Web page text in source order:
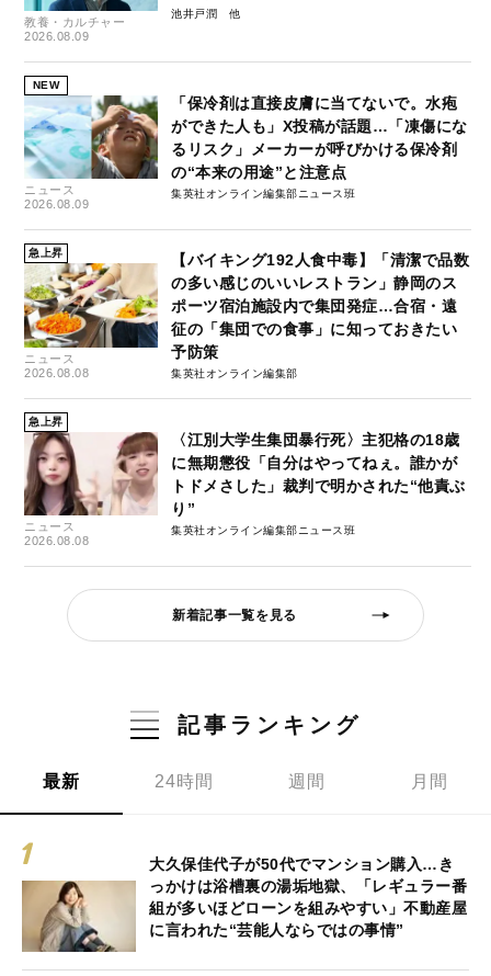
教養・カルチャー
2026.08.09
池井戸潤
NEW
ニュース
2026.08.09
「保冷剤は直接皮膚に当てないで。水疱
ができた人も」X投稿が話題…「凍傷にな
るリスク」メーカーが呼びかける保冷剤
の“本来の用途”と注意点
集英社オンライン編集部ニュース班
急上昇
ニュース
2026.08.08
【バイキング192人食中毒】「清潔で品数
の多い感じのいいレストラン」静岡のス
ポーツ宿泊施設内で集団発症…合宿・遠
征の「集団での食事」に知っておきたい
予防策
集英社オンライン編集部
急上昇
ニュース
2026.08.08
〈江別大学生集団暴行死〉主犯格の18歳
に無期懲役「自分はやってねぇ。誰かが
トドメさした」裁判で明かされた“他責ぶ
り”
集英社オンライン編集部ニュース班
新着記事一覧を見る
記事ランキング
最新 24時間 週間 月間
大久保佳代子が50代でマンション購入…き
っかけは浴槽裏の湯垢地獄、「レギュラー番
組が多いほどローンを組みやすい」不動産屋
に言われた“芸能人ならではの事情”